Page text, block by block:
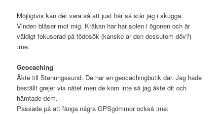
Möjligtvis kan det vara så att just här så står jag i skugga.
Vinden blåser mot mig. Kråkan har har solen i ögonen och är
väldigt fokuserad på födosök (kanske är den dessutom döv?)
:me:
Geocaching
Åkte till Stenungssund. De har en geocachingbutik där. Jag hade
beställt grejer via nätet men de kom inte så jag åkte dit och
hämtade dem.
Passade på att fånga några GPSgömmor också :me: